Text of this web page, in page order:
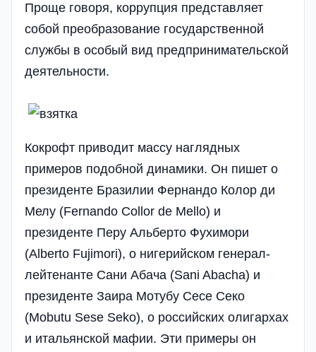
Проще говоря, коррупция представляет
собой преобразование государственной
службы в особый вид предпринимательской
деятельности.
Кокрофт приводит массу наглядных
примеров подобной динамики. Он пишет о
президенте Бразилии Фернандо Колор ди
Мелу (Fernando Collor de Mello) и
президенте Перу Альберто Фухимори
(Alberto Fujimori), о нигерийском генерал-
лейтенанте Сани Абача (Sani Abacha) и
президенте Заира Мотубу Сесе Секо
(Mobutu Sese Seko), о российских олигархах
и итальянской мафии. Эти примеры он